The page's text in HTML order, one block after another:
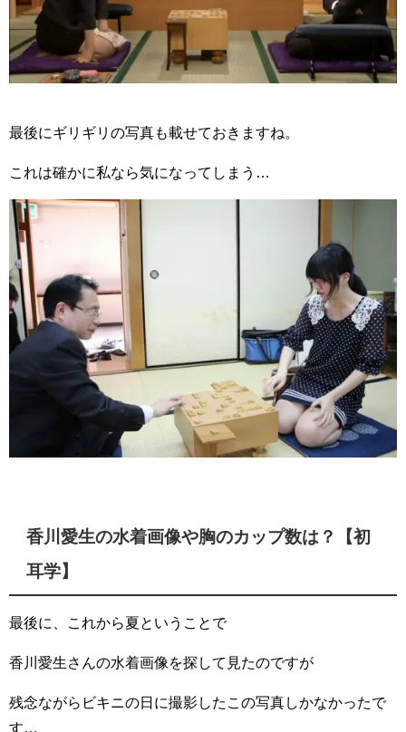
最後にギリギリの写真も載せておきますね。
これは確かに私なら気になってしまう…
香川愛生の水着画像や胸のカップ数は？【初
耳学】
最後に、これから夏ということで
香川愛生さんの水着画像を探して見たのですが
残念ながらビキニの日に撮影したこの写真しかなかったで
す…